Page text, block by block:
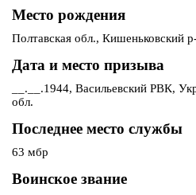
Место рождения
Полтавская обл., Кишеньковский
Дата и место призыва
__.__.1944, Васильевский РВК,
обл.
Последнее место службы
63 мбр
Воинское звание